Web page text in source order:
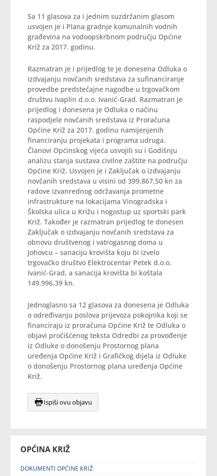
OPĆINA KRIŽ
DOKUMENTI OPĆINE KRIŽ
Sa 11 glasova za i jednim suzdržanim glasom
usvojen je i Plana gradnje komunalnih vodnih
građevina na vodoopskrbnom području Općine
Križ za 2017. godinu.
Razmatran je i prijedlog te je donesena Odluka o
izdvajanju novčanih sredstava za sufinanciranje
provedbe predstečajne nagodbe u trgovačkom
društvu Ivaplin d.o.o. Ivanić-Grad. Razmatran je
prijedlog i donesena je Odluka o načinu
raspodjele novčanih sredstava iz Proračuna
Općine Križ za 2017. godinu namijenjenih
financiranju projekata i programa udruga.
Članovi Općinskog vijeća usvojili su i Godišnju
analizu stanja sustava civilne zaštite na području
Općine Križ. Usvojen je i Zaključak o izdvajanju
novčanih sredstava u visini od 399.867,50 kn za
radove izvanrednog održavanja prometne
infrastrukture na lokacijama Vinogradska i
Školska ulica u Križu i nogostup uz sportski park
Križ. Također je razmatran prijedlog te donesen
Zaključak o izdvajanju novčanih sredstava za
obnovu društvenog i vatrogasnog doma u
Johovcu – sanaciju krovišta koju bi izvelo
trgovačko društvo Elektrocentar Petek d.o.o.
Ivanić-Grad, a sanacija krovišta bi koštala
149.996,39 kn.
Jednoglasno sa 12 glasova za donesena je Odluka
o određivanju poslova prijevoza pokojnika koji se
financiraju iz proračuna Općine Križ te Odluka o
objavi pročišćenog teksta Odredbi za provođenje
iz Odluke o donošenju Prostornog plana
uređenja Općine Križ i Grafičkog dijela iz Odluke
o donošenju Prostornog plana uređenja Općine
Križ.
Ispiši ovu objavu